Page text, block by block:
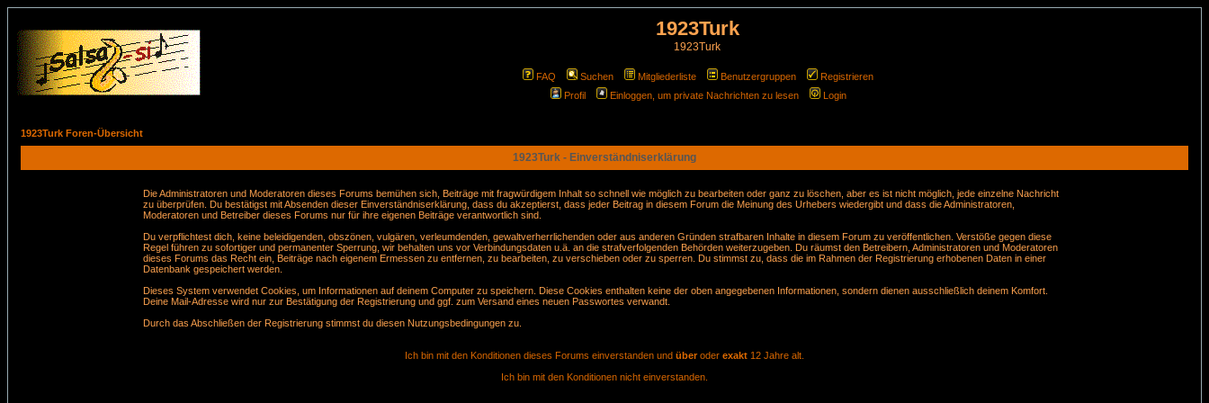
1923Turk
1923Turk
FAQ Suchen Mitgliederliste Benutzergruppen
Registrieren
Profil
Einloggen, um private Nachrichten zu lesen Login
1923Turk Foren-Übersicht
1923Turk - Einverständniserklärung
Die Administratoren und Moderatoren dieses Forums bemühen sich, Beiträge mit fragwürdigem Inhalt so schnell wie möglich zu bearbeiten oder ganz zu löschen, aber es ist nicht möglich, jede einzelne Nachricht
zu überprüfen. Du bestätigst mit Absenden dieser Einverständniserklärung, dass du akzeptierst, dass jeder Beitrag in diesem Forum die Meinung des Urhebers wiedergibt und dass die Administratoren,
Moderatoren und Betreiber dieses Forums nur für ihre eigenen Beiträge verantwortlich sind.
Du verpflichtest dich, keine beleidigenden, obszönen, vulgären, verleumdenden, gewaltverherrlichenden oder aus anderen Gründen strafbaren Inhalte in diesem Forum zu veröffentlichen. Verstöße gegen diese
Regel führen zu sofortiger und permanenter Sperrung, wir behalten uns vor Verbindungsdaten u.ä. an die strafverfolgenden Behörden weiterzugeben. Du räumst den Betreibern, Administratoren und Moderatoren
dieses Forums das Recht ein, Beiträge nach eigenem Ermessen zu entfernen, zu bearbeiten, zu verschieben oder zu sperren. Du stimmst zu, dass die im Rahmen der Registrierung erhobenen Daten in einer
Datenbank gespeichert werden.
Dieses System verwendet Cookies, um Informationen auf deinem Computer zu speichern. Diese Cookies enthalten keine der oben angegebenen Informationen, sondern dienen ausschließlich deinem Komfort.
Deine Mail-Adresse wird nur zur Bestätigung der Registrierung und ggf. zum Versand eines neuen Passwortes verwandt.
Durch das Abschließen der Registrierung stimmst du diesen Nutzungsbedingungen zu.
Ich bin mit den Konditionen dieses Forums einverstanden und über oder exakt 12 Jahre alt.
Ich bin mit den Konditionen nicht einverstanden.